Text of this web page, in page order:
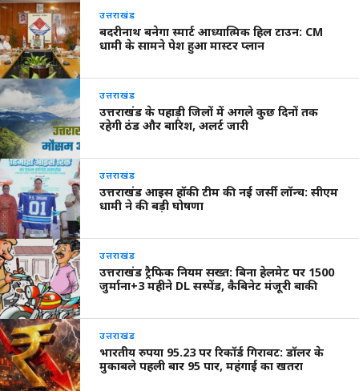
उत्तराखंड
बदरीनाथ बनेगा स्मार्ट आध्यात्मिक हिल टाउन: CM
धामी के सामने पेश हुआ मास्टर प्लान
उत्तराखंड
उत्तराखंड के पहाड़ी जिलों में अगले कुछ दिनों तक
रहेगी ठंड और बारिश, अलर्ट जारी
उत्तराखंड
उत्तराखंड आइस हॉकी टीम की नई जर्सी लॉन्च: सीएम
धामी ने की बड़ी घोषणा
उत्तराखंड
उत्तराखंड ट्रैफिक नियम सख्त: बिना हेलमेट पर 1500
जुर्माना+3 महीने DL सस्पेंड, कैबिनेट मंजूरी बाकी
उत्तराखंड
भारतीय रुपया 95.23 पर रिकॉर्ड गिरावट: डॉलर के
मुकाबले पहली बार 95 पार, महंगाई का खतरा